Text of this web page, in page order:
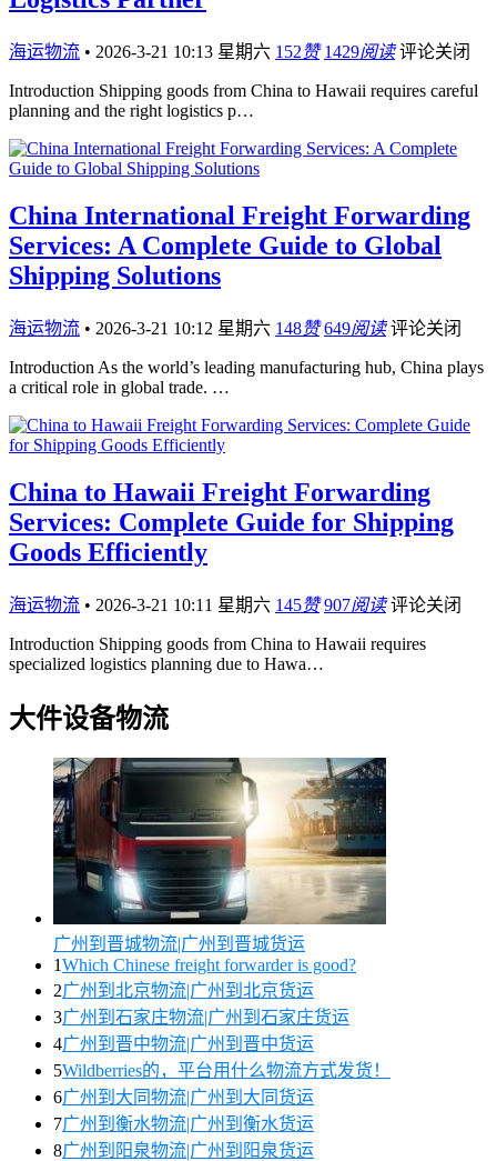
海运物流 • 2026-3-21 10:13 星期六 152赞 1429阅读 评论关闭
Introduction Shipping goods from China to Hawaii requires careful
planning and the right logistics p…
China International Freight Forwarding
Services: A Complete Guide to Global
Shipping Solutions
海运物流 • 2026-3-21 10:12 星期六 148赞 649阅读 评论关闭
Introduction As the world’s leading manufacturing hub, China plays
a critical role in global trade. …
China to Hawaii Freight Forwarding
Services: Complete Guide for Shipping
Goods Efficiently
海运物流 • 2026-3-21 10:11 星期六 145赞 907阅读 评论关闭
Introduction Shipping goods from China to Hawaii requires
specialized logistics planning due to Hawa…
大件设备物流
广州到晋城物流|广州到晋城货运
1Which Chinese freight forwarder is good?
2广州到北京物流|广州到北京货运
3广州到石家庄物流|广州到石家庄货运
4广州到晋中物流|广州到晋中货运
5Wildberries的，平台用什么物流方式发货！
6广州到大同物流|广州到大同货运
7广州到衡水物流|广州到衡水货运
8广州到阳泉物流|广州到阳泉货运